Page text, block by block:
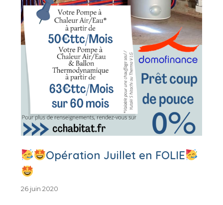
Opération Juillet en FOLIE
26 juin 2020